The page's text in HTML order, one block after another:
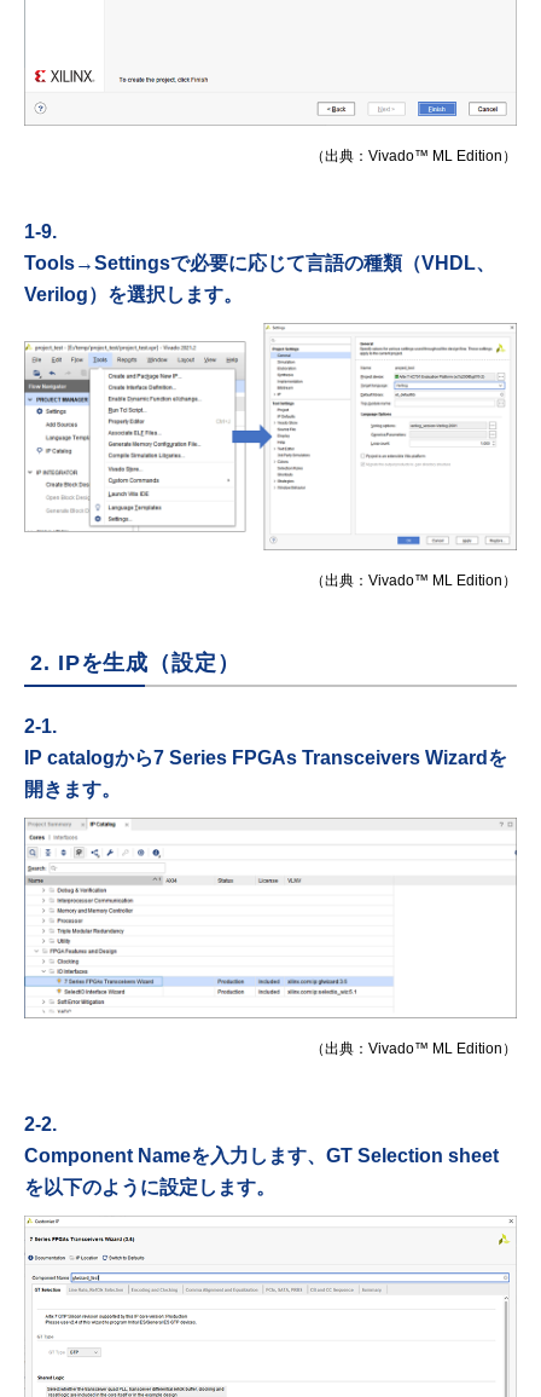
（出典：Vivado™ ML Edition）
1-9.
Tools→Settingsで必要に応じて言語の種類（VHDL、
Verilog）を選択します。
（出典：Vivado™ ML Edition）
2. IPを生成（設定）
2-1.
IP catalogから7 Series FPGAs Transceivers Wizardを
開きます。
（出典：Vivado™ ML Edition）
2-2.
Component Nameを入力します、GT Selection sheet
を以下のように設定します。